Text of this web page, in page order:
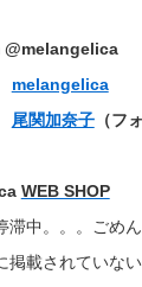
@melangelica
melangelica
尾関加奈子（フ
WEB SHOP
中。。。ごめん
掲載されていな